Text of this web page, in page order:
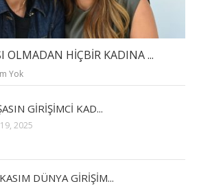
OLMADAN HİÇBİR KADINA ...
Yok
GİRİŞİMCİ KAD...
2025
DÜNYA GİRİŞİM...